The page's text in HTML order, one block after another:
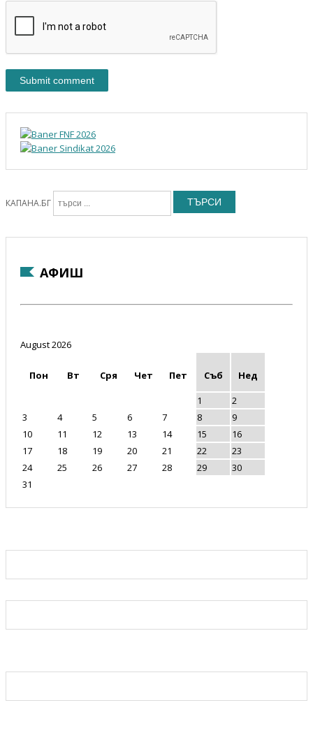
КАПАНА.БГ ТЪРСИ
АФИШ
August 2026
Пон Вт Сря Чет Пет Съб
Нед
1
2
3
4 5 6 7 8
9
10
11 12 13 14 15
16
17
18 19 20 21 22
23
24
25 26 27 28 29
30
31